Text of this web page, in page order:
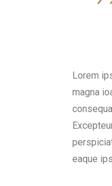
Lorem
magna
eaque